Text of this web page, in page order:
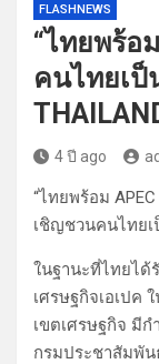
FLASHNEWS
“ไทยพร้อ
คนไทยเป็
4 ปี ago
“ไทยพร้อม
เชิญชวนคนไทยเ
ในฐานะที่ไทยได้
เศรษฐกิจเอเปค
เขตเศรษฐกิจ มี
กรมประชาสัมพัน